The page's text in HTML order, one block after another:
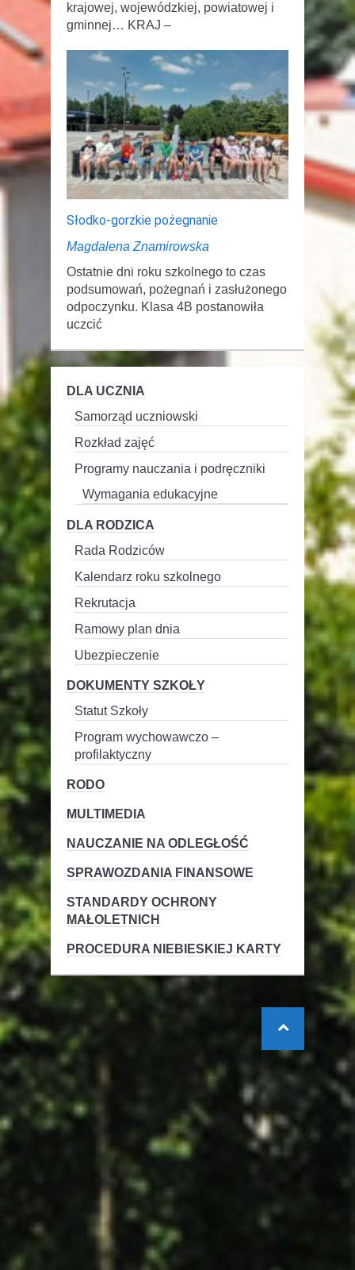
krajowej, wojewódzkiej, powiatowej i
gminnej… KRAJ –
Słodko-gorzkie pożegnanie
Magdalena Znamirowska
Ostatnie dni roku szkolnego to czas
podsumowań, pożegnań i zasłużonego
odpoczynku. Klasa 4B postanowiła
uczcić
DLA UCZNIA
Samorząd uczniowski
Rozkład zajęć
Programy nauczania i podręczniki
Wymagania edukacyjne
DLA RODZICA
Rada Rodziców
Kalendarz roku szkolnego
Rekrutacja
Ramowy plan dnia
Ubezpieczenie
DOKUMENTY SZKOŁY
Statut Szkoły
Program wychowawczo –
profilaktyczny
RODO
MULTIMEDIA
NAUCZANIE NA ODLEGŁOŚĆ
SPRAWOZDANIA FINANSOWE
STANDARDY OCHRONY
MAŁOLETNICH
PROCEDURA NIEBIESKIEJ KARTY